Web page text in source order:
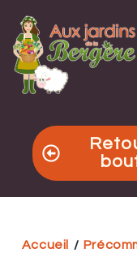
Accueil /